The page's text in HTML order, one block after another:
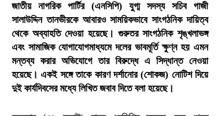
জাতীয় নাগরিক পার্টির (এনসিপি) যুগ্ম সদস্য সচিব গাজী
সালাউদ্দিন তানভীরকে আবারও সাময়িকভাবে সাংগঠনিক দায়িত্ব
থেকে অব্যাহতি দেওয়া হয়েছে। গুরুতর সাংগঠনিক শৃঙ্খলাভঙ্গ
এবং সামাজিক যোগাযোগমাধ্যমে দলের ভাবমূর্তি ক্ষুণ্ন হয় এমন
মন্তব্য করার অভিযোগে তার বিরুদ্ধে এ সিদ্ধান্ত নেওয়া
হয়েছে। একই সঙ্গে তাকে কারণ দর্শানোর (শোকজ) নোটিশ দিয়ে
দুই কার্যদিবসের মধ্যে লিখিত জবাব দিতে বলা হয়েছে।